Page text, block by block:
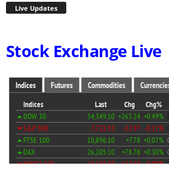
Live Updates
Stock Exchange Live